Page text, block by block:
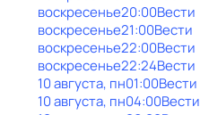
воскресенье20:00Вести
воскресенье21:00Вести
воскресенье22:00Вести
воскресенье22:24Вести
10 августа, пн01:00Вести
10 августа, пн04:00Вести